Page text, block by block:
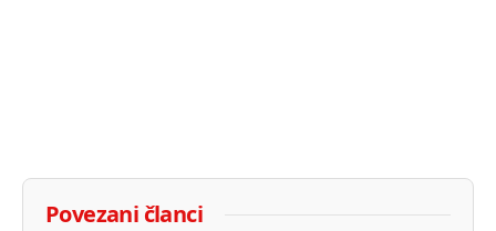
Povezani članci